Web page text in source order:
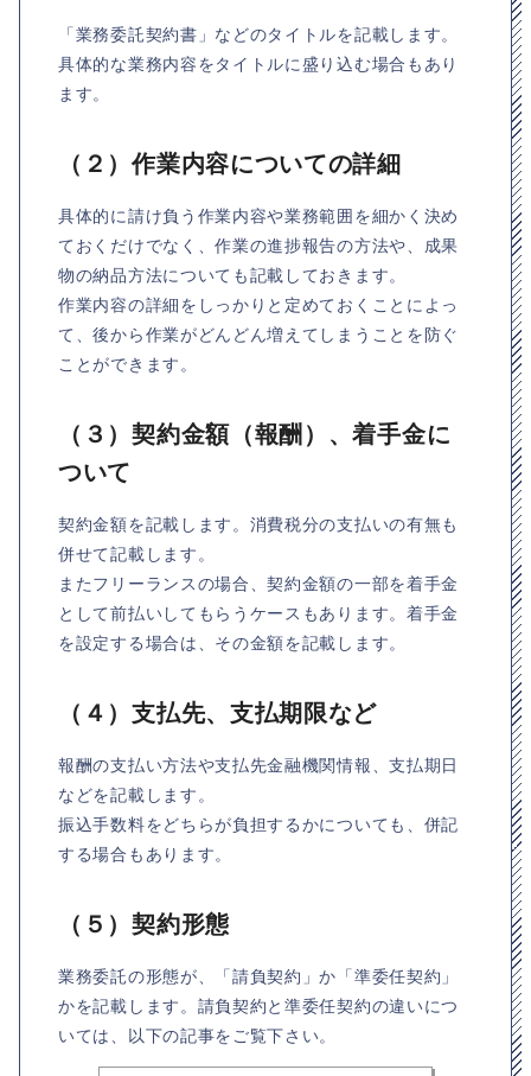
「業務委託契約書」などのタイトルを記載します。
具体的な業務内容をタイトルに盛り込む場合もあり
ます。
（２）作業内容についての詳細
具体的に請け負う作業内容や業務範囲を細かく決め
ておくだけでなく、作業の進捗報告の方法や、成果
物の納品方法についても記載しておきます。
作業内容の詳細をしっかりと定めておくことによっ
て、後から作業がどんどん増えてしまうことを防ぐ
ことができます。
（３）契約金額（報酬）、着手金に
ついて
契約金額を記載します。消費税分の支払いの有無も
併せて記載します。
またフリーランスの場合、契約金額の一部を着手金
として前払いしてもらうケースもあります。着手金
を設定する場合は、その金額を記載します。
（４）支払先、支払期限など
報酬の支払い方法や支払先金融機関情報、支払期日
などを記載します。
振込手数料をどちらが負担するかについても、併記
する場合もあります。
（５）契約形態
業務委託の形態が、「請負契約」か「準委任契約」
かを記載します。請負契約と準委任契約の違いにつ
いては、以下の記事をご覧下さい。